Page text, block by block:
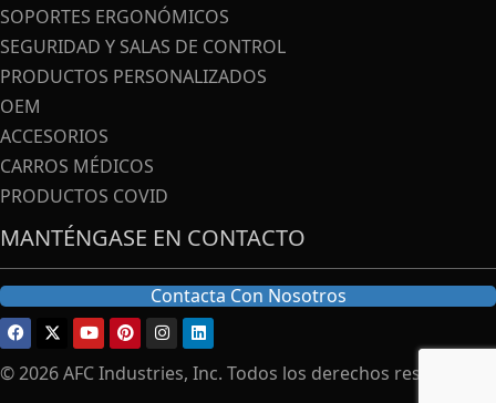
SOPORTES ERGONÓMICOS
SEGURIDAD Y SALAS DE CONTROL
PRODUCTOS PERSONALIZADOS
OEM
ACCESORIOS
CARROS MÉDICOS
PRODUCTOS COVID
MANTÉNGASE EN CONTACTO
Contacta Con Nosotros
© 2026 AFC Industries, Inc. Todos los derechos reservados.